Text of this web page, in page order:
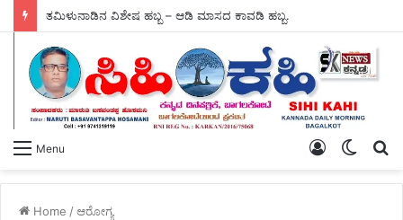
ತಮಿಳುನಾಡಿನ ವಿಶೇಷ ಹಬ್ಬ – ಆಡಿ ಮಾಸದ ಕಾವಡಿ ಹಬ್ಬ.
Menu
Switch
Log
Home /ಆರೋಗ್ಯ